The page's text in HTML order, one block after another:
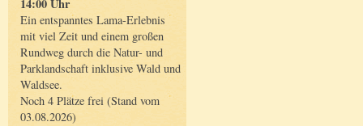
14:00 Uhr
Ein entspanntes Lama-Erlebnis
mit viel Zeit und einem großen
Rundweg durch die Natur- und
Parklandschaft inklusive Wald und
Waldsee.
Noch 4 Plätze frei (Stand vom
03.08.2026)